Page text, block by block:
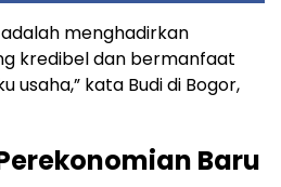
menghadirkan
kredibel dan bermanfaat
usaha,” kata Budi di Bogor,
Baru